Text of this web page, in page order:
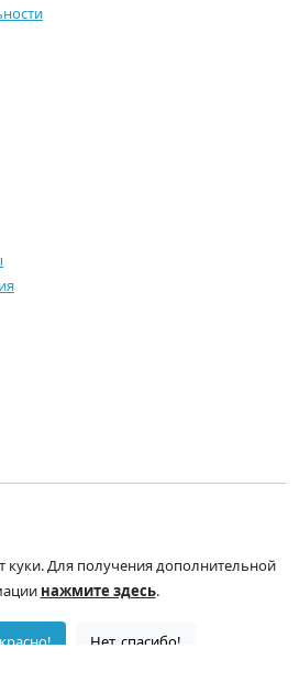
куки. Для получения дополнительной
нажмите здесь.
Нет, спасибо!